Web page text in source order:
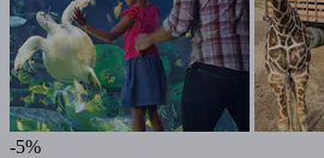
-5%